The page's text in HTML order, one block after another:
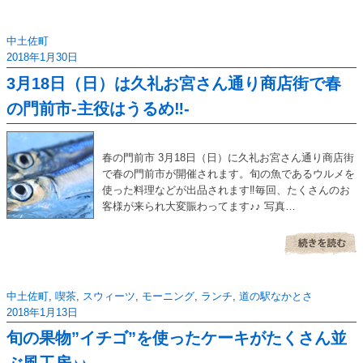
中土佐町
2018年1月30日
3月18日（日）は久礼お宮さん通り商店街で春
の門前市-主役はうるめ‼-
春の門前市 3月18日（日）に久礼お宮さん通り商店街
で春の門前市が開催されます。旬の魚であるウルメを
使った料理などが出品されます‼毎回、たくさんのお
客様が来られ大変賑わってます♪♪ 写真…
中土佐町 喫茶 スウィーツ モーニング ランチ 道の駅なかとさ
2018年1月13日
旬の果物”イチゴ”を使ったケーキがたくさん並